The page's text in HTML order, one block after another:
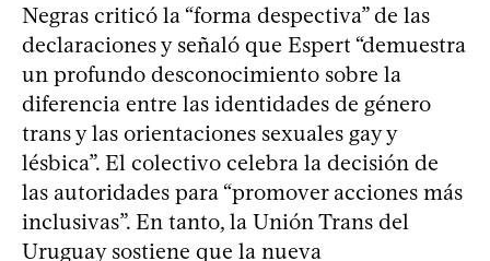
Negras criticó la “forma despectiva” de las
declaraciones y señaló que Espert “demuestra
un profundo desconocimiento sobre la
diferencia entre las identidades de género
trans y las orientaciones sexuales gay y
lésbica”. El colectivo celebra la decisión de
las autoridades para “promover acciones más
inclusivas”. En tanto, la Unión Trans del
Uruguay sostiene que la nueva